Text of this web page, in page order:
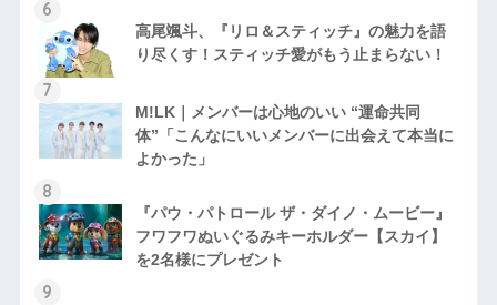
高尾颯斗、『リロ＆スティッチ』の魅力を語
り尽くす！スティッチ愛がもう止まらない！
M!LK｜メンバーは心地のいい “運命共同
体”「こんなにいいメンバーに出会えて本当に
よかった」
『パウ・パトロール ザ・ダイノ・ムービー』
フワフワぬいぐるみキーホルダー【スカイ】
を2名様にプレゼント